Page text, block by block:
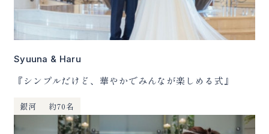
Syuuna & Haru
『シンプルだけど、華やかでみんなが楽しめる式』
銀河 約70名